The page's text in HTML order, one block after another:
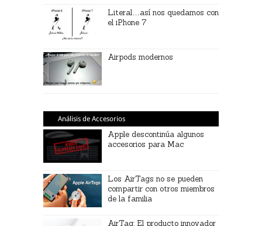
Literal…así nos quedamos con
el iPhone 7
Airpods modernos
Análisis de Accesorios
Apple descontinúa algunos
accesorios para Mac
Los AirTags no se pueden
compartir con otros miembros
de la familia
AirTag: El producto innovador